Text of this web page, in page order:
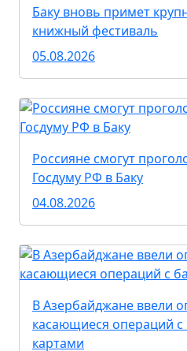
Баку вновь примет
книжный фестиваль
05.08.2026
Россияне смогут
Госдуму РФ в Баку
04.08.2026
В Азербайджане ввели
касающиеся операций с
картами